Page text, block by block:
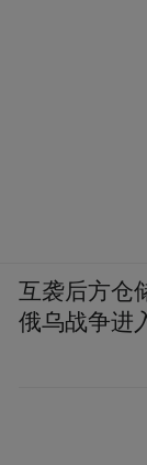
互袭后方仓
俄乌战争进